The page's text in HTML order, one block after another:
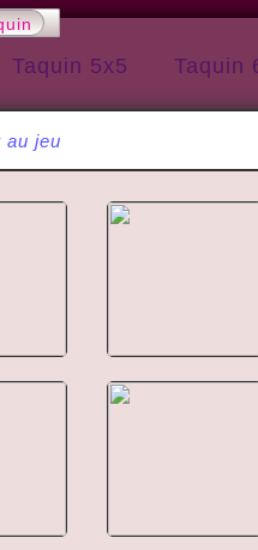
Taquin 5x5 Taquin
au jeu